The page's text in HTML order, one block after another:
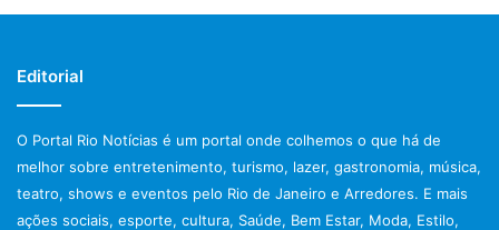
Editorial
O Portal Rio Notícias é um portal onde colhemos o que há de
melhor sobre entretenimento, turismo, lazer, gastronomia, música,
teatro, shows e eventos pelo Rio de Janeiro e Arredores. E mais
ações sociais, esporte, cultura, Saúde, Bem Estar, Moda, Estilo,